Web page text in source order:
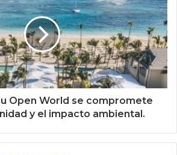
Open World se compromete
y el impacto ambiental.